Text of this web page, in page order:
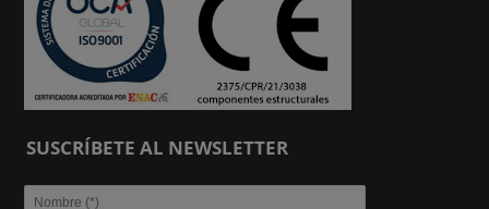
SUSCRÍBETE AL NEWSLETTER